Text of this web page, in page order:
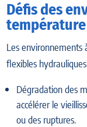
Défis des
température
Les environnements
flexibles
Dégradation des
accélérer le
ou des ruptures.